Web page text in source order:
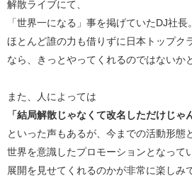
解散ライブにて、
「世界一になる」事を掲げていたDJ社長。
ほとんど誰の力も借りずに日本トップク
なら、きっとやってくれるのではないか
また、人によっては
「結局解散じゃなくて改名しただけじゃ
といった声もあるが、今までの活動形態
世界を意識したプロモーションとなって
展開を見せてくれるのかが非常に楽しみ